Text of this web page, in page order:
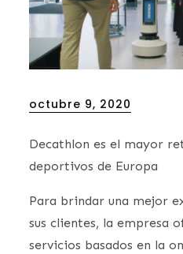
Posted
octubre 9, 2020
Decathlon es el mayor
deportivos de Europa
Para brindar una mejor
sus clientes, la empresa
servicios basados en la